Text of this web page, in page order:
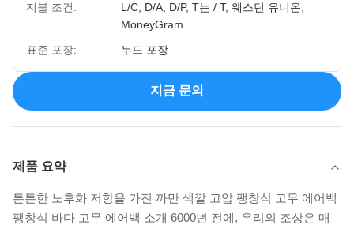
지불 조건:
L/C, D/A, D/P, T는 / T, 웨스턴 유니온,
MoneyGram
표준 포장:
누드 포장
지금 문의
제품 요약
튼튼한 노후화 저항을 가진 까만 색깔 고압 팽창식 고무 에어백
팽창식 바다 고무 에어백 소개 6000년 전에, 우리의 조상은 매